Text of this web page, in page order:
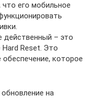
его мобильное
действенный – это
Reset. Это
которое
на